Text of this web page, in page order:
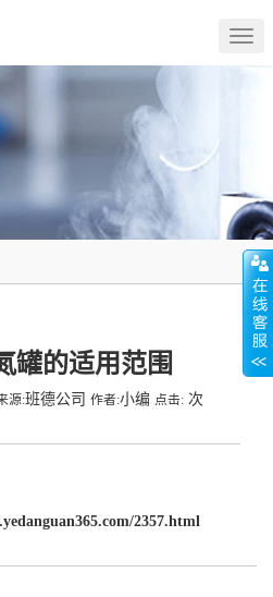
罐的适用范围
源:班德公司 作者:小编 点击: 次
2357.html